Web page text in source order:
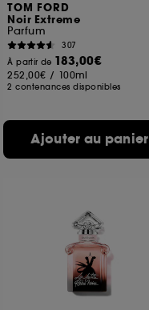
TOM FORD
Noir Extreme
Parfum
307
À partir de 183,00€
252,00€ / 100ml
2 contenances disponibles
Ajouter au panier